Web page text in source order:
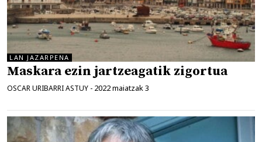
LAN JAZARPENA
Maskara ezin jartzeagatik zigortua
OSCAR URIBARRI ASTUY - 2022 maiatzak 3